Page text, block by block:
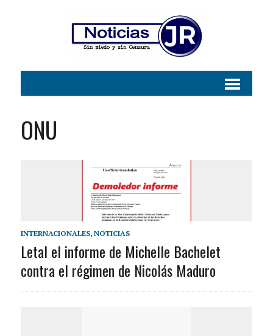
ONU
INTERNACIONALES, NOTICIAS
Letal el informe de Michelle Bachelet
contra el régimen de Nicolás Maduro